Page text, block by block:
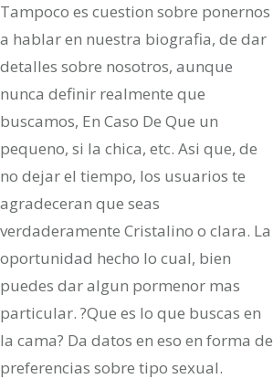
Tampoco es cuestion sobre ponernos
a hablar en nuestra biografia, de dar
detalles sobre nosotros, aunque
nunca definir realmente que
buscamos, En Caso De Que un
pequeno, si la chica, etc. Asi que, de
no dejar el tiempo, los usuarios te
agradeceran que seas
verdaderamente Cristalino o clara. La
oportunidad hecho lo cual, bien
puedes dar algun pormenor mas
particular. ?Que es lo que buscas en
la cama? Da datos en eso en forma de
preferencias sobre tipo sexual.